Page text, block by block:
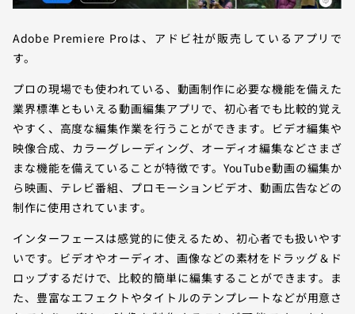
Adobe Premiere Proは、アドビ社が販売しているアプリで
す。
プロの現場でも使われている、動画制作に必要な機能を備えた
業界標準ともいえる動画編集アプリで、初心者でも比較的覚え
やすく、高度な編集作業を行うことができます。ビデオ編集や
映像合成、カラーグレーディング、オーディオ編集などさまざ
まな機能を備えていることが特徴です。YouTube動画の編集か
ら映画、テレビ番組、プロモーションビデオ、動画広告などの
制作に使用されています。
インターフェースは感覚的に使えるため、初心者でも扱いやす
いです。ビデオやオーディオ、画像などの素材をドラッグ＆ド
ロップするだけで、比較的簡単に編集することができます。ま
た、豊富なエフェクトやタイトルのテンプレートなどが用意さ